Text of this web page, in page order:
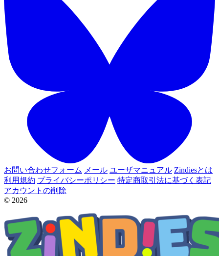
お問い合わせフォーム メール ユーザマニュアル Zindiesとは
利用規約 プライバシーポリシー 特定商取引法に基づく表記
アカウントの削除
© 2026